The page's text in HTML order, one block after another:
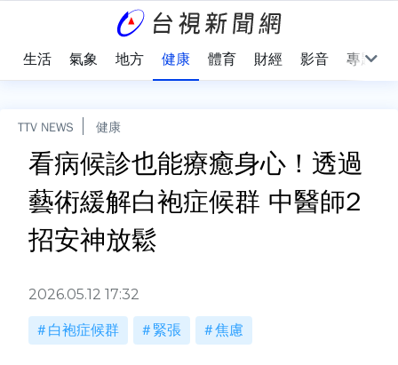
生活 氣象 地方 健康 體育 財經 影音 專題
TTV NEWS 健康
看病候診也能療癒身心！透過
藝術緩解白袍症候群 中醫師2
招安神放鬆
2026.05.12 17:32
白袍症候群 緊張 焦慮